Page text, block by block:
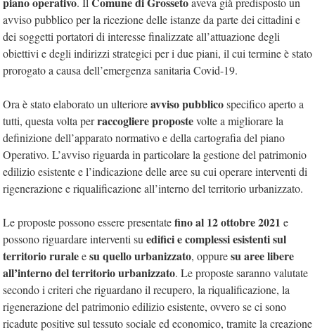
avviso pubblico per la ricezione delle istanze da parte dei cittadini e
dei soggetti portatori di interesse finalizzate all’attuazione degli
obiettivi e degli indirizzi strategici per i due piani, il cui termine è stato
prorogato a causa dell’emergenza sanitaria Covid-19.
Ora è stato elaborato un ulterioreavviso pubblicospecifico aperto a
tutti, questa volta perraccogliere propostevolte a migliorare la
definizione dell’apparato normativo e della cartografia del piano
Operativo. L’avviso riguarda in particolare la gestione del patrimonio
edilizio esistente e l’indicazione delle aree su cui operare interventi di
rigenerazione e riqualificazione all’interno del territorio urbanizzato.
Le proposte possono essere presentatefino al 12 ottobre 2021 e
possono riguardare interventi suedifici e complessi esistenti sul
territorio ruraleesu quello urbanizzato, oppuresu aree libere
all’interno del territorio urbanizzato. Le proposte saranno valutate
secondo i criteri che riguardano il recupero, la riqualificazione, la
rigenerazione del patrimonio edilizio esistente, ovvero se ci sono
ricadute positive sul tessuto sociale ed economico, tramite la creazione